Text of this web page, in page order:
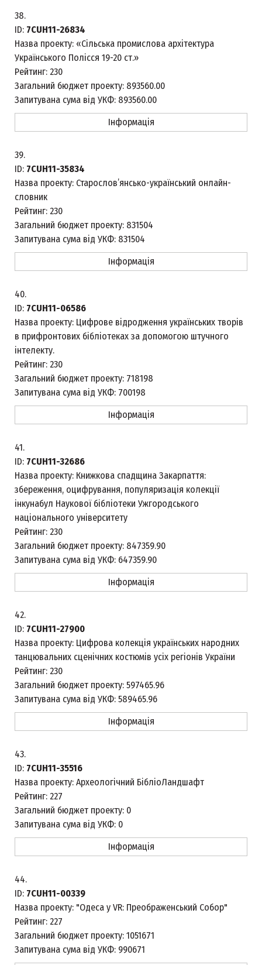
38.
ID: 7CUH11-26834
Назва проекту: «Сільська промислова архітектура
Українського Полісся 19-20 ст.»
Рейтинг: 230
Загальний бюджет проекту: 893560.00
Запитувана сума від УКФ: 893560.00
Інформація
39.
ID: 7CUH11-35834
Назва проекту: Старослов’янсько-український онлайн-
словник
Рейтинг: 230
Загальний бюджет проекту: 831504
Запитувана сума від УКФ: 831504
Інформація
40.
ID: 7CUH11-06586
Назва проекту: Цифрове відродження українських творів
в прифронтових бібліотеках за допомогою штучного
інтелекту.
Рейтинг: 230
Загальний бюджет проекту: 718198
Запитувана сума від УКФ: 700198
Інформація
41.
ID: 7CUH11-32686
Назва проекту: Книжкова спадщина Закарпаття:
збереження, оцифрування, популяризація колекції
інкунабул Наукової бібліотеки Ужгородського
національного університету
Рейтинг: 230
Загальний бюджет проекту: 847359.90
Запитувана сума від УКФ: 647359.90
Інформація
42.
ID: 7CUH11-27900
Назва проекту: Цифрова колекція українських народних
танцювальних сценічних костюмів усіх регіонів України
Рейтинг: 230
Загальний бюджет проекту: 597465.96
Запитувана сума від УКФ: 589465.96
Інформація
43.
ID: 7CUH11-35516
Назва проекту: Археологічний БібліоЛандшафт
Рейтинг: 227
Загальний бюджет проекту: 0
Запитувана сума від УКФ: 0
Інформація
44.
ID: 7CUH11-00339
Назва проекту: "Одеса у VR: Преображенський Собор"
Рейтинг: 227
Загальний бюджет проекту: 1051671
Запитувана сума від УКФ: 990671